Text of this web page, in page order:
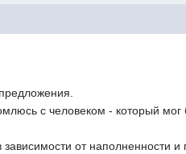
с человеком - который
от наполненности и